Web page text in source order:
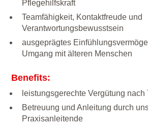
Pflegehilfskraft
Teamfähigkeit, Kontaktfreude und
Verantwortungsbewusstsein
ausgeprägtes
Umgang mit älteren Menschen
Benefits:
leistungsgerechte Vergütung nach
Betreuung und Anleitung durch
Praxisanleitende